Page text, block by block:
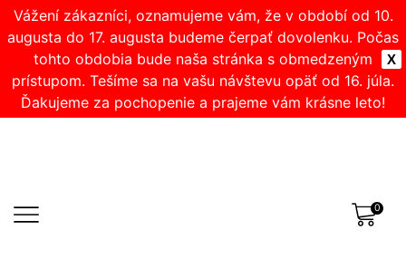
X
Vážení zákazníci, oznamujeme vám, že v období od 10.
augusta do 17. augusta budeme čerpať dovolenku. Počas
tohto obdobia bude naša stránka s obmedzeným
prístupom. Tešíme sa na vašu návštevu opäť od 16. júla.
Ďakujeme za pochopenie a prajeme vám krásne leto!
0